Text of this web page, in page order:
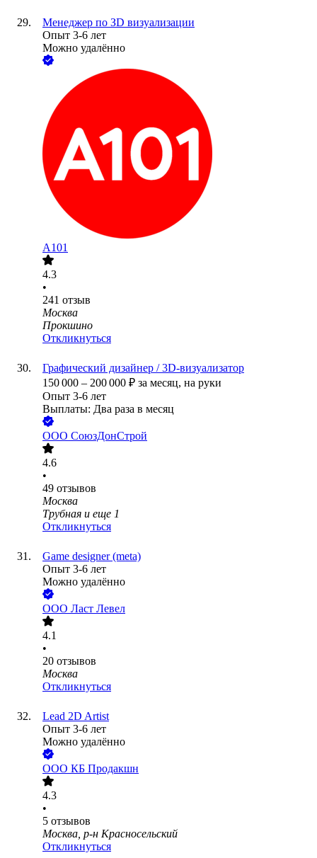
Менеджер по ЗD визуализации
Опыт 3-6 лет
Можно удалённо
А101
4.3
•
241 отзыв
Москва
Прокшино
Откликнуться
Графический дизайнер / 3D-визуализатор
150 000 – 200 000 ₽ за месяц, на руки
Опыт 3-6 лет
Выплаты: Два раза в месяц
ООО СоюзДонСтрой
4.6
•
49 отзывов
Москва
Трубная и еще 1
Откликнуться
Game designer (meta)
Опыт 3-6 лет
Можно удалённо
ООО Ласт Левел
4.1
•
20 отзывов
Москва
Откликнуться
Lead 2D Artist
Опыт 3-6 лет
Можно удалённо
ООО КБ Продакшн
4.3
•
5 отзывов
Москва, р-н Красносельский
Откликнуться